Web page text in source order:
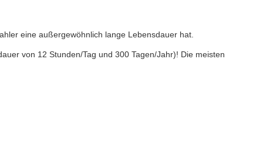
eine außergewöhnlich lange Lebensdauer hat.
von 12 Stunden/Tag und 300 Tagen/Jahr)! Die meisten